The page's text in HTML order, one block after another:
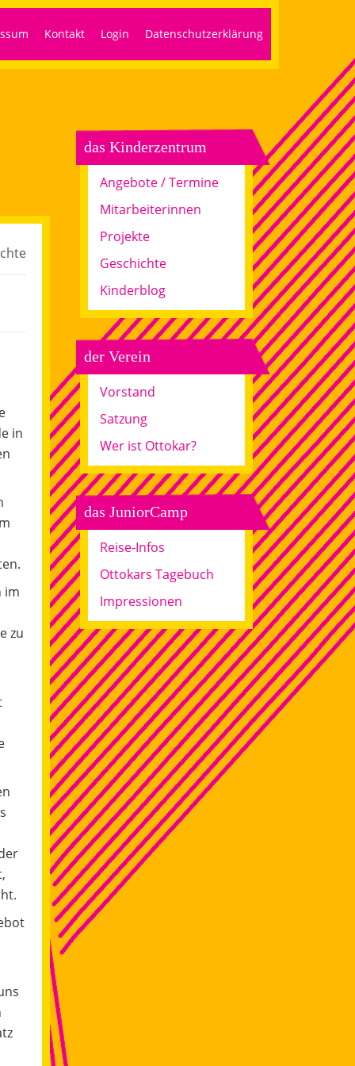
Kontakt Login Datenschutzerklärung
in
im
zu
das Kinderzentrum
Angebote / Termine
Mitarbeiterinnen
Projekte
Geschichte
Kinderblog
der Verein
Vorstand
Satzung
Wer ist Ottokar?
das JuniorCamp
Reise-Infos
Ottokars Tagebuch
Impressionen